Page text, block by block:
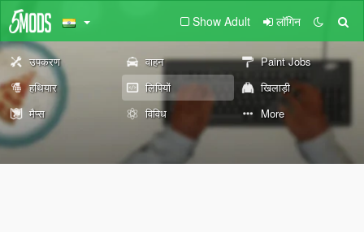
Show Adult लॉगिन
उपकरण वाहन
Paint Jobs
हथियार
लिपियों
खिलाड़ी
मैप्स
विविध More